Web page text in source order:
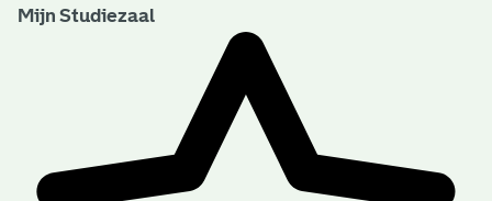
Mijn Studiezaal